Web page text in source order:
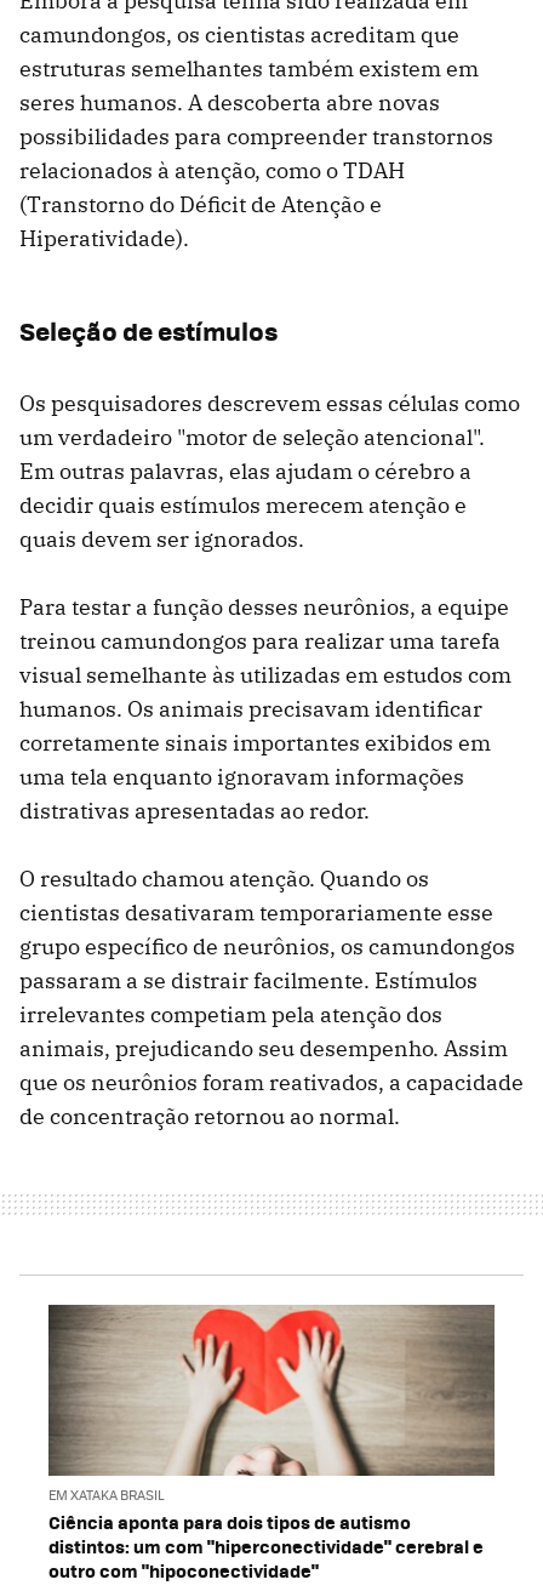
camundongos, os cientistas acreditam que
estruturas semelhantes também existem em
seres humanos. A descoberta abre novas
possibilidades para compreender transtornos
relacionados à atenção, como o TDAH
(Transtorno do Déficit de Atenção e
Hiperatividade).
Seleção de estímulos
Os pesquisadores descrevem essas células como
um verdadeiro "motor de seleção atencional".
Em outras palavras, elas ajudam o cérebro a
decidir quais estímulos merecem atenção e
quais devem ser ignorados.
Para testar a função desses neurônios, a equipe
treinou camundongos para realizar uma tarefa
visual semelhante às utilizadas em estudos com
humanos. Os animais precisavam identificar
corretamente sinais importantes exibidos em
uma tela enquanto ignoravam informações
distrativas apresentadas ao redor.
O resultado chamou atenção. Quando os
cientistas desativaram temporariamente esse
grupo específico de neurônios, os camundongos
passaram a se distrair facilmente. Estímulos
irrelevantes competiam pela atenção dos
animais, prejudicando seu desempenho. Assim
que os neurônios foram reativados, a capacidade
de concentração retornou ao normal.
EM XATAKA BRASIL
Ciência aponta para dois tipos de autismo
distintos: um com "hiperconectividade" cerebral e
outro com "hipoconectividade"